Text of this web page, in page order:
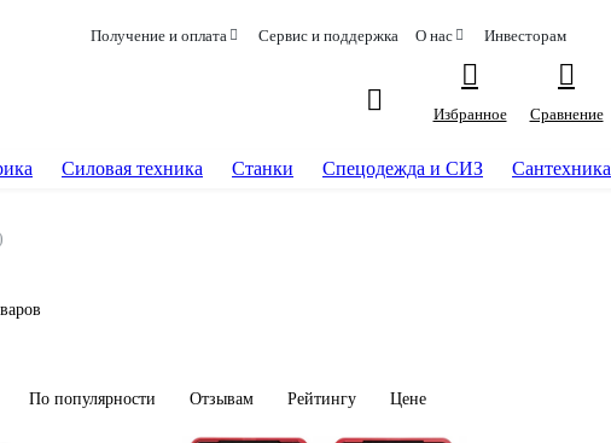
Получение и оплата Сервис и поддержка О нас Инвесторам
Избранное
Сравнение
Силовая техника Станки Спецодежда и СИЗ Сантехника
По популярности Отзывам Рейтингу Цене